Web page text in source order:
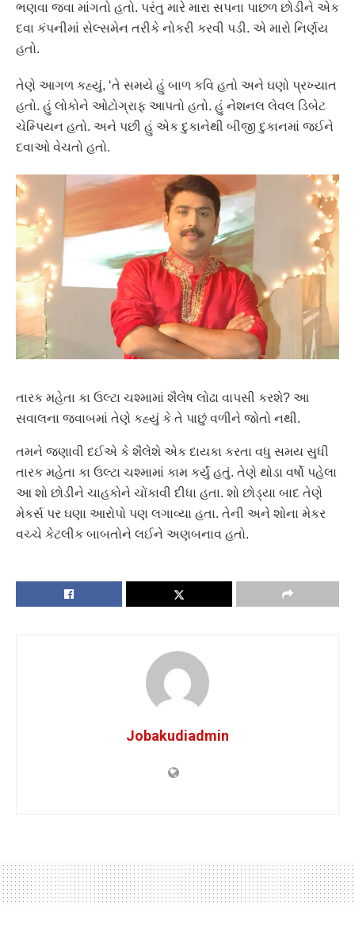
ભણવા જવા માંગતો હતો. પરંતુ મારે મારા સપના પાછળ છોડીને એક
દવા કંપનીમાં સેલ્સમેન તરીકે નોકરી કરવી પડી. એ મારો નિર્ણય
હતો.
તેણે આગળ કહ્યું, ‘તે સમયે હું બાળ કવિ હતો અને ઘણો પ્રખ્યાત
હતો. હું લોકોને ઓટોગ્રાફ આપતો હતો. હું નેશનલ લેવલ ડિબેટ
ચેમ્પિયન હતો. અને પછી હું એક દુકાનેથી બીજી દુકાનમાં જઈને
દવાઓ વેચતો હતો.
તારક મહેતા કા ઉલ્ટા ચશ્મામાં શૈલેષ લોઢા વાપસી કરશે? આ
સવાલના જવાબમાં તેણે કહ્યું કે તે પાછું વળીને જોતો નથી.
તમને જણાવી દઈએ કે શૈલેશે એક દાયકા કરતા વધુ સમય સુધી
તારક મહેતા કા ઉલ્ટા ચશ્મામાં કામ કર્યું હતું. તેણે થોડા વર્ષો પહેલા
આ શો છોડીને ચાહકોને ચોંકાવી દીધા હતા. શો છોડ્યા બાદ તેણે
મેકર્સ પર ઘણા આરોપો પણ લગાવ્યા હતા. તેની અને શોના મેકર
વચ્ચે કેટલીક બાબતોને લઈને અણબનાવ હતો.
Jobakudiadmin